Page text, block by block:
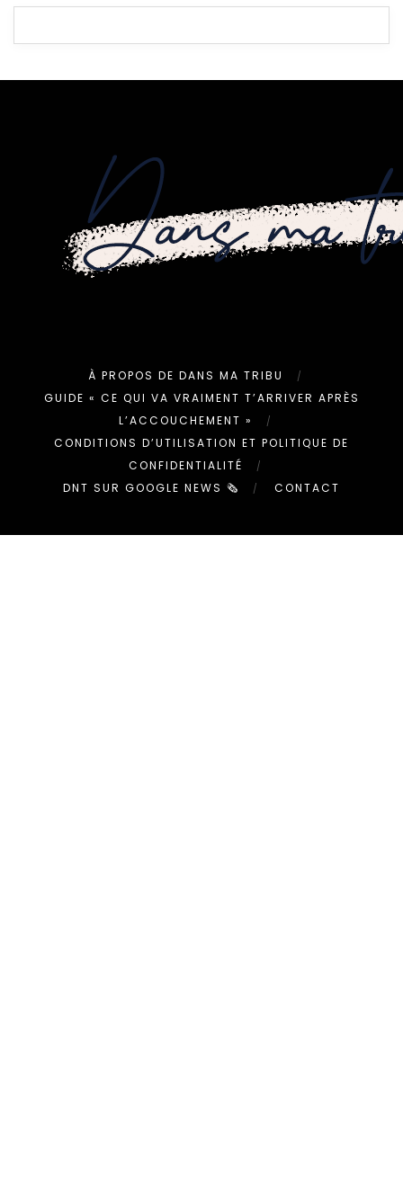
À PROPOS DE DANS MA TRIBU
GUIDE « CE QUI VA VRAIMENT T’ARRIVER APRÈS
L’ACCOUCHEMENT »
CONDITIONS D’UTILISATION ET POLITIQUE DE
CONFIDENTIALITÉ
DNT SUR GOOGLE NEWS 🗞
CONTACT